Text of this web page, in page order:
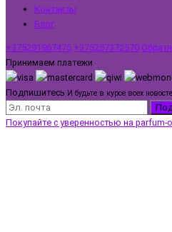
Контакты
Блог
+375291967475 +375257372570
Принимаем платежи
Подпишитесь И будьте в курсе всех
Покупайте с уверенностью на parfum-